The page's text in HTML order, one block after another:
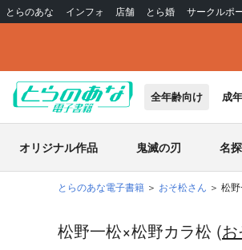
とらのあな インフォ 店舗 とら婚 サークルポ
全年齢向け 成
オリジナル作品 鬼滅の刃 名
とらのあな電子書籍 おそ松さん 松
松野一松×松野カラ松 (